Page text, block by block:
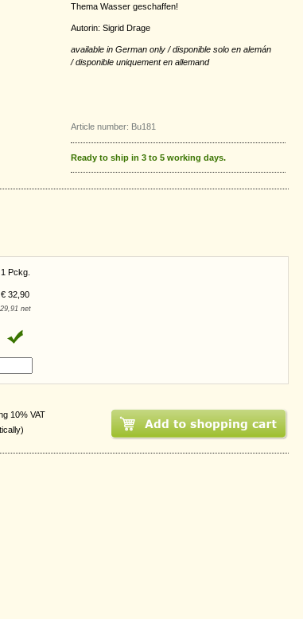
Thema Wasser geschaffen!
Autorin: Sigrid Drage
available in German only / disponible solo en alemán
/ disponible uniquement en allemand
Article number: Bu181
Ready to ship in 3 to 5 working days.
1 Pckg.
€ 32,90
29,91 net
10% VAT